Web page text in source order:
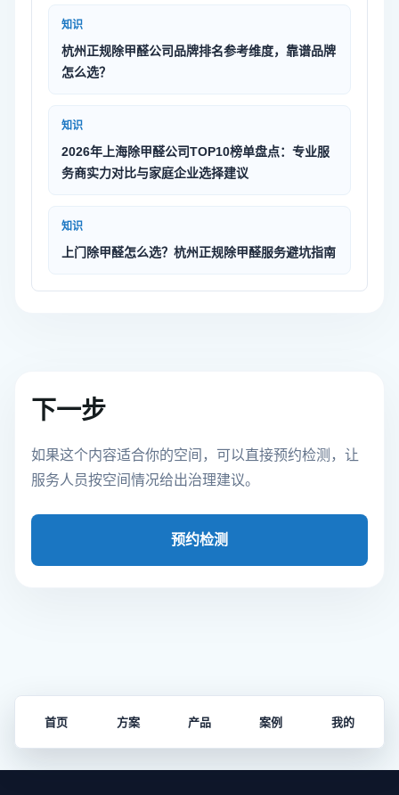
知识
杭州正规除甲醛公司品牌排名参考维度，靠谱品牌
怎么选？
知识
2026年上海除甲醛公司TOP10榜单盘点：专业服
务商实力对比与家庭企业选择建议
知识
上门除甲醛怎么选？杭州正规除甲醛服务避坑指南
下一步
如果这个内容适合你的空间，可以直接预约检测，让
服务人员按空间情况给出治理建议。
预约检测
首页 方案 产品 案例 我的